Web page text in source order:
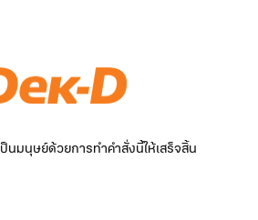
นมนุษย์ด้วยการทำคำสั่งนี้ให้เสร็จสิ้น